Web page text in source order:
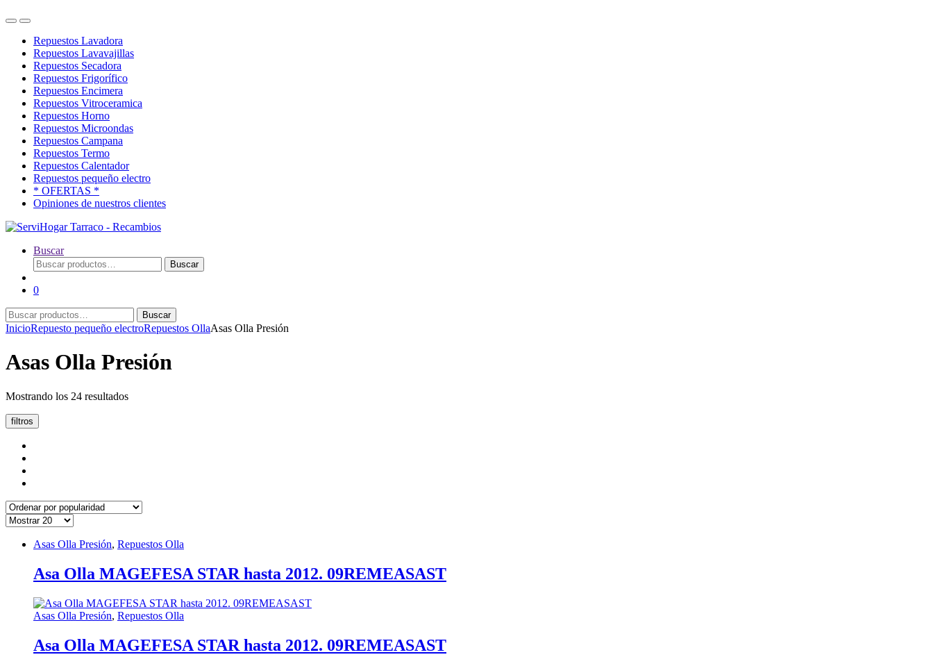
OpenClose
Repuestos Lavadora
Repuestos Lavavajillas
Repuestos Secadora
Repuestos Frigorífico
Repuestos Encimera
Repuestos Vitroceramica
Repuestos Horno
Repuestos Microondas
Repuestos Campana
Repuestos Termo
Repuestos Calentador
Repuestos pequeño electro
* OFERTAS *
Opiniones de nuestros clientes
Buscar
Buscar
por:
Buscar
0
Buscar
por:
Buscar
InicioRepuesto pequeño electroRepuestos OllaAsas Olla Presión
Asas Olla Presión
Mostrando los 24 resultadosOrdenado
filtros
Asas Olla Presión, Repuestos Olla
Asa Olla MAGEFESA STAR hasta 2012. 09REMEASAST
Asas Olla Presión, Repuestos Olla
Asa Olla MAGEFESA STAR hasta 2012. 09REMEASAST